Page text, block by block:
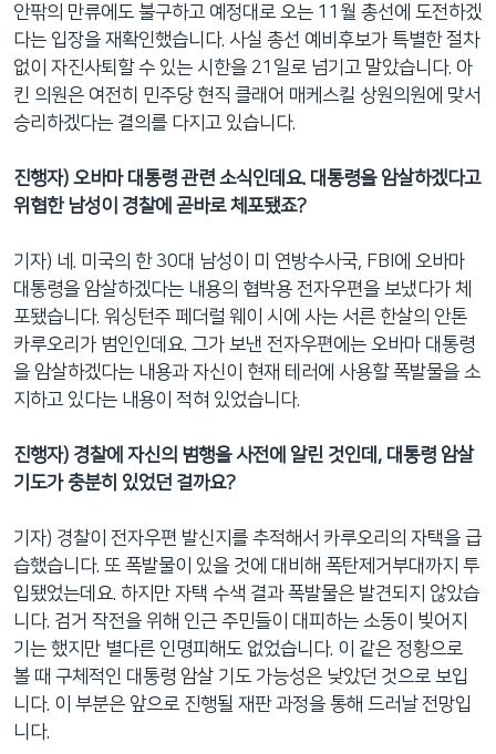
안팎의 만류에도 불구하고 예정대로 오는 11월 총선에 도전하겠
다는 입장을 재확인했습니다. 사실 총선 예비후보가 특별한 절차
없이 자진사퇴할 수 있는 시한을 21일로 넘기고 말았습니다. 아
킨 의원은 여전히 민주당 현직 클래어 매케스킬 상원의원에 맞서
승리하겠다는 결의를 다지고 있습니다.
진행자) 오바마 대통령 관련 소식인데요. 대통령을 암살하겠다고
위협한 남성이 경찰에 곧바로 체포됐죠?
기자) 네. 미국의 한 30대 남성이 미 연방수사국, FBI에 오바마
대통령을 암살하겠다는 내용의 협박용 전자우편을 보냈다가 체
포됐습니다. 워싱턴주 페더럴 웨이 시에 사는 서른 한살의 안톤
카루오리가 범인인데요. 그가 보낸 전자우편에는 오바마 대통령
을 암살하겠다는 내용과 자신이 현재 테러에 사용할 폭발물을 소
지하고 있다는 내용이 적혀 있었습니다.
진행자) 경찰에 자신의 범행을 사전에 알린 것인데, 대통령 암살
기도가 충분히 있었던 걸까요?
기자) 경찰이 전자우편 발신지를 추적해서 카루오리의 자택을 급
습했습니다. 또 폭발물이 있을 것에 대비해 폭탄제거부대까지 투
입됐었는데요. 하지만 자택 수색 결과 폭발물은 발견되지 않았습
니다. 검거 작전을 위해 인근 주민들이 대피하는 소동이 빚어지
기는 했지만 별다른 인명피해도 없었습니다. 이 같은 정황으로
볼 때 구체적인 대통령 암살 기도 가능성은 낮았던 것으로 보입
니다. 이 부분은 앞으로 진행될 재판 과정을 통해 드러날 전망입
니다.